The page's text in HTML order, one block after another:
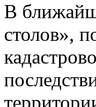
В
столов»,